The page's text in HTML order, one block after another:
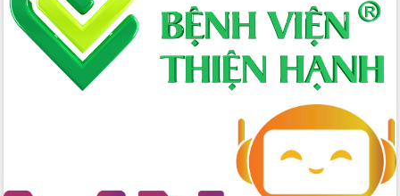
Thủ tướng Chính phủ Phạm Minh Chính
kiểm tra, chỉ đạo hoàn thành các dự
án cao tốc và thăm khu tái định cư tại
Đắk Lắk
Sôi nổi Hội đua ngựa truyền thống Gò